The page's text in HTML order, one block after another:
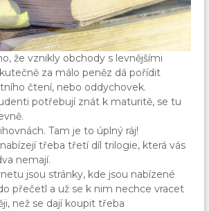
že vznikly obchody s levnějšími
za málo peněz dá pořídit
čtení, nebo oddychovek.
potřebují znát k maturitě, se tu
Tam je to úplný ráj!
třeba třetí díl trilogie, která vás
nemají.
jsou stránky, kde jsou nabízené
přečetl a už se k nim nechce vracet
než se dají koupit třeba